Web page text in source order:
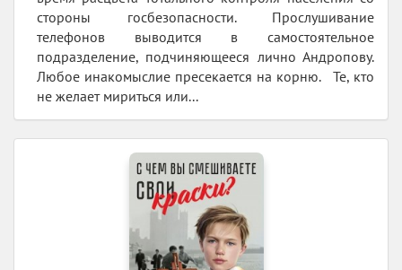
стороны госбезопасности. Прослушивание
телефонов выводится в самостоятельное
подразделение, подчиняющееся лично Андропову.
Любое инакомыслие пресекается на корню. Те, кто
не желает мириться или...